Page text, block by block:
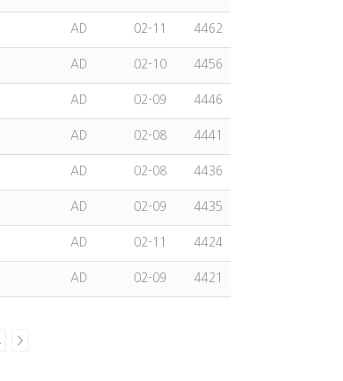
AD 02-11 4462
AD 02-10 4456
AD 02-09 4446
AD 02-08 4441
AD 02-08 4436
AD 02-09 4435
AD 02-11 4424
AD 02-09 4421
>